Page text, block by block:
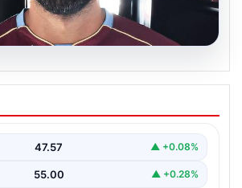
daha maça çıkmadan
solladı!
47.57 ▲ +0.08%
55.00 ▲ +0.28%